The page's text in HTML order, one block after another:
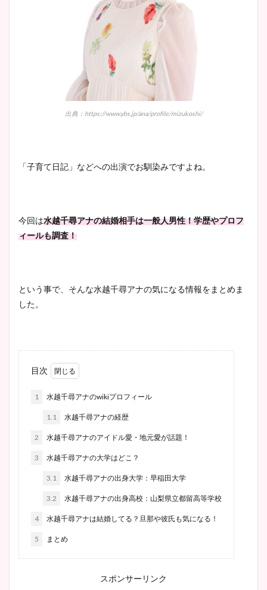
出典：https://www.ybs.jp/ana/profile/mizukoshi/
「子育て日記」などへの出演でお馴染みですよね。
今回は水越千尋アナの結婚相手は一般人男性！学歴やプロフ
ィールも調査！
という事で、そんな水越千尋アナの気になる情報をまとめま
した。
目次
1 水越千尋アナのwikiプロフィール
1.1 水越千尋アナの経歴
2 水越千尋アナのアイドル愛・地元愛が話題！
3 水越千尋アナの大学はどこ？
3.1 水越千尋アナの出身大学：早稲田大学
3.2 水越千尋アナの出身高校：山梨県立都留高等学校
4 水越千尋アナは結婚してる？旦那や彼氏も気になる！
5 まとめ
スポンサーリンク